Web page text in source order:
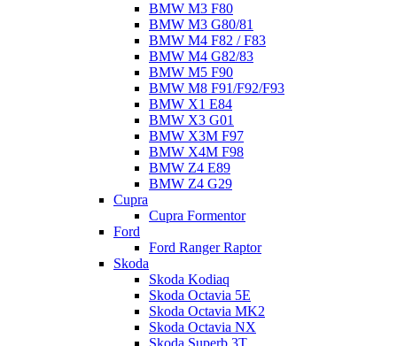
BMW M3 F80
BMW M3 G80/81
BMW M4 F82 / F83
BMW M4 G82/83
BMW M5 F90
BMW M8 F91/F92/F93
BMW X1 E84
BMW X3 G01
BMW X3M F97
BMW X4M F98
BMW Z4 E89
BMW Z4 G29
Cupra
Cupra Formentor
Ford
Ford Ranger Raptor
Skoda
Skoda Kodiaq
Skoda Octavia 5E
Skoda Octavia MK2
Skoda Octavia NX
Skoda Superb 3T